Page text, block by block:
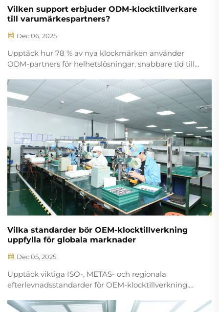
Vilken support erbjuder ODM-klocktillverkare
till varumärkespartners?
Dec 06, 2025
Upptäck hur 78 % av nya klockmärken använder
ODM-partners för helhetslösningar, snabbare tid till
Lär dig mer om de viktigaste fördelarna redan idag.
Vilka standarder bör OEM-klocktillverkning
uppfylla för globala marknader
Dec 05, 2025
Upptäck viktiga ISO-, METAS- och regionala
efterlevnadsstandarder för OEM-klocktillverkning.
avgörande insikter om kvalitet, säkerhet och